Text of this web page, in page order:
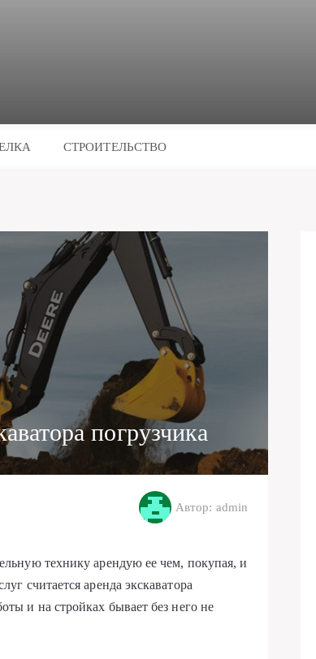
СТРОИТЕЛЬСТВО
погрузчика
Автор: admin
технику арендую ее чем, покупая, и
считается аренда экскаватора
и на стройках бывает без него не